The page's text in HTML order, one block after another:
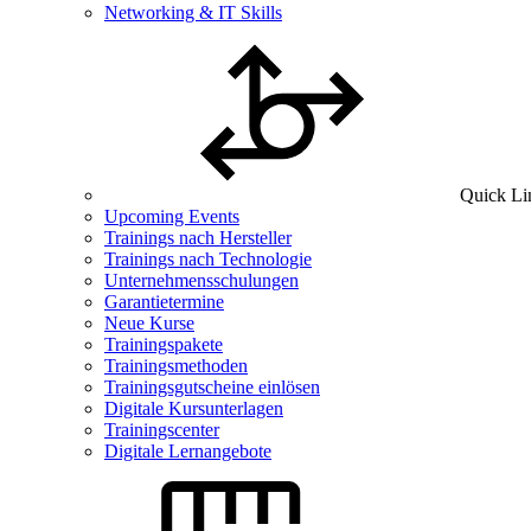
Networking & IT Skills
Quick
Upcoming Events
Trainings nach Hersteller
Trainings nach Technologie
Unternehmensschulungen
Garantietermine
Neue Kurse
Trainingspakete
Trainingsmethoden
Trainingsgutscheine einlösen
Digitale Kursunterlagen
Trainingscenter
Digitale Lernangebote